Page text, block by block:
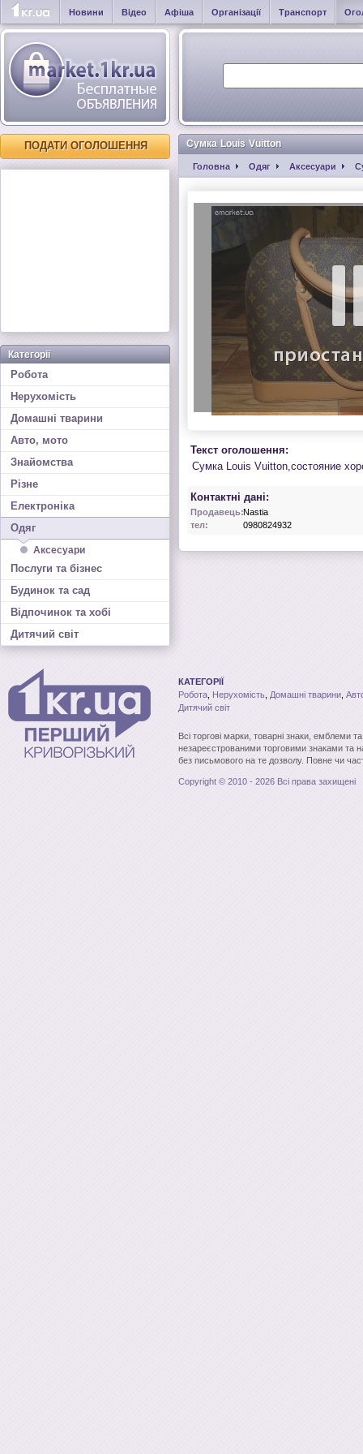
Новини Відео Афіша Організації Транспорт
ПОДАТИ ОГОЛОШЕННЯ
Категорії
Робота
Нерухомість
Домашні тварини
Авто, мото
Знайомства
Різне
Електроніка
Одяг
Аксесуари
Послуги та бізнес
Будинок та сад
Відпочинок та хобі
Дитячий світ
Сумка Louis Vuitton
Головна Одяг Аксесуари
Текст оголошення:
Сумка Louis Vuitton,состояние
Контактні дані:
Продавець:Nastia
тел:
0980824932
КАТЕГОРІЇ
Робота Нерухомість Домашні тварини
Дитячий світ
Всі торгові марки, товарні знаки, емблеми
незареєстрованими торговими знаками та
без письмового на те дозволу. Повне чи
Copyright © 2010 - 2026 Всі права захищені